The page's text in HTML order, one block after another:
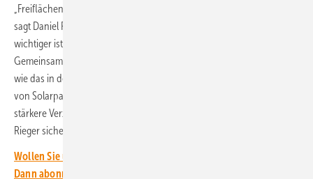
„Freiflächen-Photovoltaikanlagen gehören zur Energiewende dazu“,
sagt Daniel Rieger, Mitglied der Geschäftsführung des NABU. „Umso
wichtiger ist, dass ihr Bau und Betrieb naturverträglich geschehen.
Gemeinsam mit Naturstrom wollen wir im Solarpark Nochten zeigen,
wie das in der Praxis gelingen kann. Angesichts der wachsenden Zahl
von Solarparks gibt es hier noch erhebliches Potenzial für eine
stärkere Verzahnung mit dem Biodiversitätsschutz“, ist sich Daniel
Rieger sicher.
Wollen Sie über die Energiewende auf dem Laufenden bleiben?
Dann abonnieren Sie einfach den kostenlosen Newsletter von